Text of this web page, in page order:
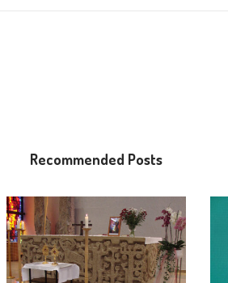
Recommended Posts